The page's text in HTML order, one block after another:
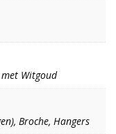
Witgoud
Broche, Hangers